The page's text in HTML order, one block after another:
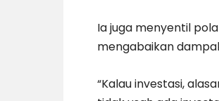
Ia juga menyentil
mengabaikan
“Kalau investasi,